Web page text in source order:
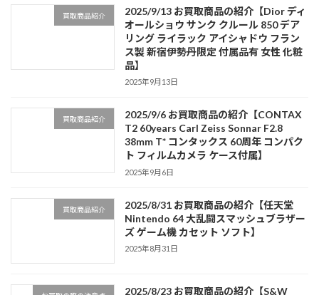
買取商品紹介
2025/9/13 お買取商品の紹介【Dior ディ
オールショウ サンク クルール 850 デア
リング ライラック アイシャドウ フラン
ス製 新宿伊勢丹限定 付属品有 女性 化粧
品】
2025年9月13日
買取商品紹介
2025/9/6 お買取商品の紹介【CONTAX
T2 60years Carl Zeiss Sonnar F2.8
38mm T* コンタックス 60周年 コンパク
ト フィルムカメラ ケース付属】
2025年9月6日
買取商品紹介
2025/8/31 お買取商品の紹介【任天堂
Nintendo 64 大乱闘スマッシュブラザー
ズ ゲーム機 カセット ソフト】
2025年8月31日
2025/8/23 お買取商品の紹介【S&W